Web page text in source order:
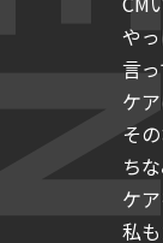
や
言
ケ
そ
ち
ケ
私